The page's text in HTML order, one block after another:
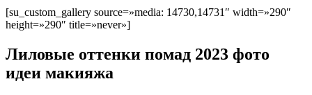
[su_custom_gallery source=»media: 14730,14731″ width=»290″
height=»290″ title=»never»]
Лиловые оттенки помад 2023 фото
идеи макияжа